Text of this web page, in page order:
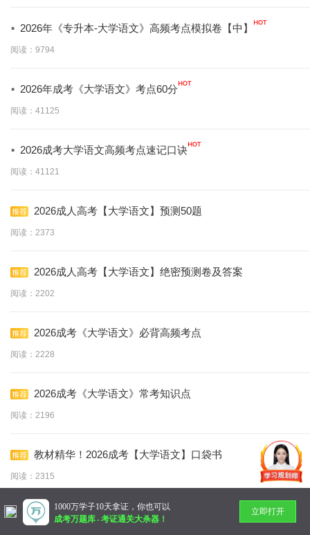
· 2026年《专升本-大学语文》高频考点模拟卷【中】
阅读：9794
· 2026年成考《大学语文》考点60分
阅读：41125
· 2026成考大学语文高频考点速记口诀
阅读：41121
2026成人高考【大学语文】预测50题
阅读：2373
2026成人高考【大学语文】绝密预测卷及答案
阅读：2202
2026成考《大学语文》必背高频考点
阅读：2228
2026成考《大学语文》常考知识点
阅读：2196
教材精华！2026成考【大学语文】口袋书
阅读：2315
暂无更多
1000万学子10天拿证，你也可以
成考万题库-考证通关大杀器！
立即打开